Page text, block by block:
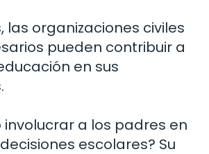
las organizaciones civiles
pueden contribuir a
en sus
involucrar a los padres en
escolares? Su